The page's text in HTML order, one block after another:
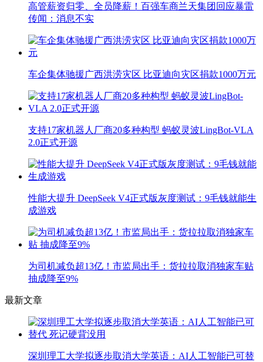
高管薪资归零、全员降薪！百强车商兰天集团回应暴雷
传闻：消息不实
车企集体驰援广西洪涝灾区 比亚迪向灾区捐款1000万元
支持17家机器人厂商20多种构型 蚂蚁灵波LingBot-VLA
2.0正式开源
性能大提升 DeepSeek V4正式版灰度测试：9毛钱就能生
成游戏
为司机减负超13亿！市监局出手：货拉拉取消独家车贴
抽成降至9%
最新文章
深圳理工大学拟逐步取消大学英语：AI人工智能已可替